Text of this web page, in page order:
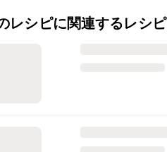
レシピに関連するレシピ